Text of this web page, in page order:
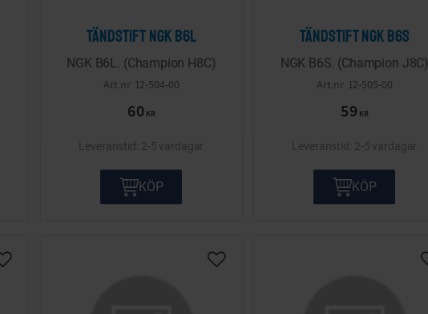
Tändstift NGK B6L
NGK B6L. (Champion H8C)
12-504-00
60 KR
2-5 vardagar
KÖP
Tändstift NGK B6S
NGK B6S. (Champion J8C)
12-505-00
59 KR
2-5 vardagar
KÖP
Lägg till i önskelista Lägg till i önskelista